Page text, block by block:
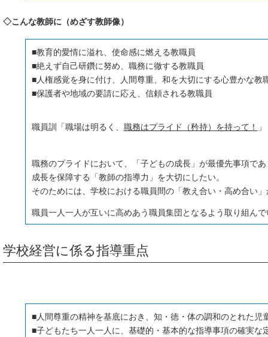
◇こんな教師に（めざす教師像）
■教育的愛情に溢れ、使命感に燃える教職員
■絶えず自己研鑽に努め、職務に徹する教職員
■人権感覚を身に付け、人間尊重、和を大切にする心豊かな教
■保護者や地域の要請に応え、信頼される教職員
職員訓「職場は明るく、 職務はプライド（矜持）を持って！ 」
職務のプライドにおいて、「子どもの成長」が最優先事項で
成長を保障する「教師の指導力」を大切にしたい。
そのためには、学校における職員間の「教え合い・高め合い
職員一人一人が互いに高めあう職員集団となるよう取り組ん
学校経営に係る指導重点
■人間尊重の精神を基底におき、知・徳・体の調和のとれた児
■子どもたち一人一人に、基礎的・基本的な指導事項の確実な